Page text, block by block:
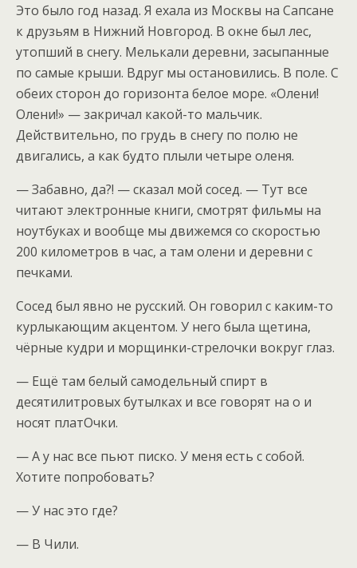
Это было год назад. Я ехала из Москвы на Сапсане
к друзьям в Нижний Новгород. В окне был лес,
утопший в снегу. Мелькали деревни, засыпанные
по самые крыши. Вдруг мы остановились. В поле. С
обеих сторон до горизонта белое море. «Олени!
Олени!» — закричал какой-то мальчик.
Действительно, по грудь в снегу по полю не
двигались, а как будто плыли четыре оленя.
— Забавно, да?! — сказал мой сосед. — Тут все
читают электронные книги, смотрят фильмы на
ноутбуках и вообще мы движемся со скоростью
200 километров в час, а там олени и деревни с
печками.
Сосед был явно не русский. Он говорил с каким-то
курлыкающим акцентом. У него была щетина,
чёрные кудри и морщинки-стрелочки вокруг глаз.
— Ещё там белый самодельный спирт в
десятилитровых бутылках и все говорят на о и
носят платОчки.
— А у нас все пьют писко. У меня есть с собой.
Хотите попробовать?
— У нас это где?
— В Чили.